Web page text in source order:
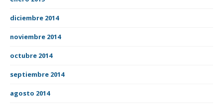
diciembre 2014
noviembre 2014
octubre 2014
septiembre 2014
agosto 2014